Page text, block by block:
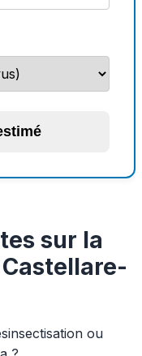
sur la
ou